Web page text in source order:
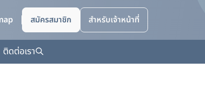
สมัครสมาชิก สำหรับเจ้าหน้าที่
ติดต่อเรา